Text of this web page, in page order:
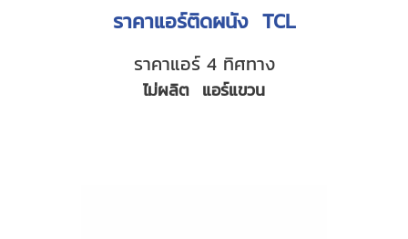
ราคาแอร์ติดผนัง TCL
ราคาแอร์ 4 ทิศทาง
ไม่ผลิต แอร์แขวน